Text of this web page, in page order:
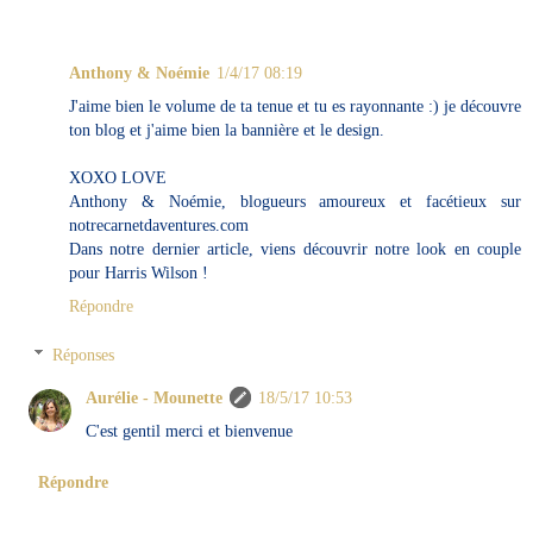
Anthony & Noémie 1/4/17 08:19
J'aime bien le volume de ta tenue et tu es rayonnante :) je découvre
ton blog et j'aime bien la bannière et le design.
XOXO LOVE
Anthony & Noémie, blogueurs amoureux et facétieux sur
notrecarnetdaventures.com
Dans notre dernier article, viens découvrir notre look en couple
pour Harris Wilson !
Répondre
Réponses
Aurélie - Mounette
18/5/17 10:53
C'est gentil merci et bienvenue
Répondre